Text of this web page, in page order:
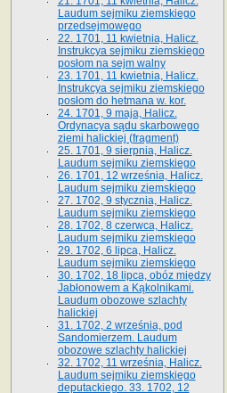
Laudum sejmiku ziemskiego
przedsejmowego
22. 1701, 11 kwietnia, Halicz.
Instrukcya sejmiku ziemskiego
posłom na sejm walny
23. 1701, 11 kwietnia, Halicz.
Instrukcya sejmiku ziemskiego
posłom do hetmana w. kor.
24. 1701, 9 maja, Halicz.
Ordynacya sądu skarbowego
ziemi halickiej (fragment)
25. 1701, 9 sierpnia, Halicz.
Laudum sejmiku ziemskiego
26. 1701, 12 września, Halicz.
Laudum sejmiku ziemskiego
27. 1702, 9 stycznia, Halicz.
Laudum sejmiku ziemskiego
28. 1702, 8 czerwca, Halicz.
Laudum sejmiku ziemskiego
29. 1702, 6 lipca, Halicz.
Laudum sejmiku ziemskiego
30. 1702, 18 lipca, obóz między
Jabłonowem a Kąkolnikami.
Laudum obozowe szlachty
halickiej
31. 1702, 2 września, pod
Sandomierzem. Laudum
obozowe szlachty halickiej
32. 1702, 11 września, Halicz.
Laudum sejmiku ziemskiego
deputackiego. 33. 1702, 12